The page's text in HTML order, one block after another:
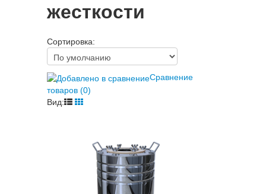
жесткости
Сортировка:
Сравнение
товаров (0)
Вид: